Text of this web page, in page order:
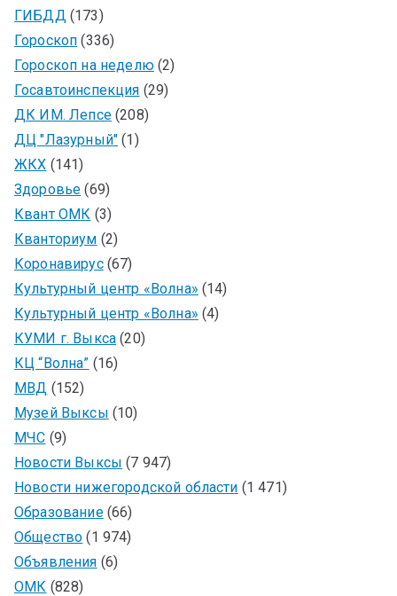
ГИБДД (173)
Гороскоп (336)
Гороскоп на неделю(2)
Госавтоинспекция (29)
ДК ИМ. Лепсе(208)
ДЦ "Лазурный" (1)
ЖКХ (141)
Здоровье (69)
Квант ОМК (3)
Кванториум (2)
Коронавирус(67)
Культурный центр «Волна» (14)
Культурный центр «Волна» (4)
КУМИ г. Выкса (20)
КЦ “Волна” (16)
МВД (152)
Музей Выксы (10)
МЧС (9)
Новости Выксы (7 947)
Новости нижегородской области (1 471)
Образование(66)
Общество (1 974)
Объявления (6)
ОМК (828)